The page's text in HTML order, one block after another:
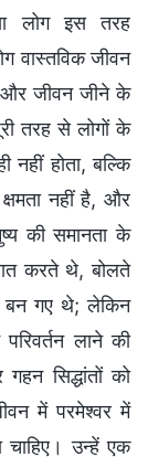
लोग इस तरह
वास्तविक जीवन
और जीवन जीने के
तरह से लोगों के
नहीं होता, बल्कि
नहीं है, और
की समानता के
करते थे, बोलते
बन गए थे; लेकिन
लाने की
सिद्धांतों को
में परमेश्वर में
चाहिए। उन्हें एक